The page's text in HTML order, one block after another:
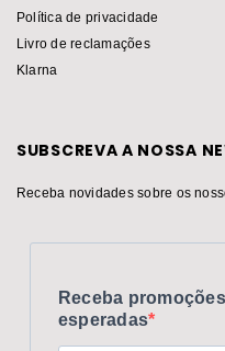
Política de privacidade
Livro de reclamações
Klarna
SUBSCREVA A NOSSA
Receba novidades sobre os
Receba
esperadas